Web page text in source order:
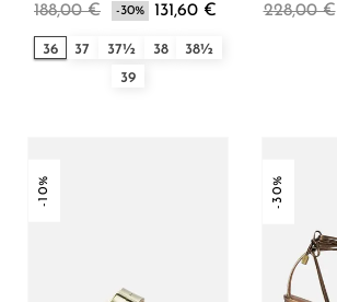
188,00 € -30% 131,60 €
36 37 37½ 38
38½
39
228,00 €
-10% -30%